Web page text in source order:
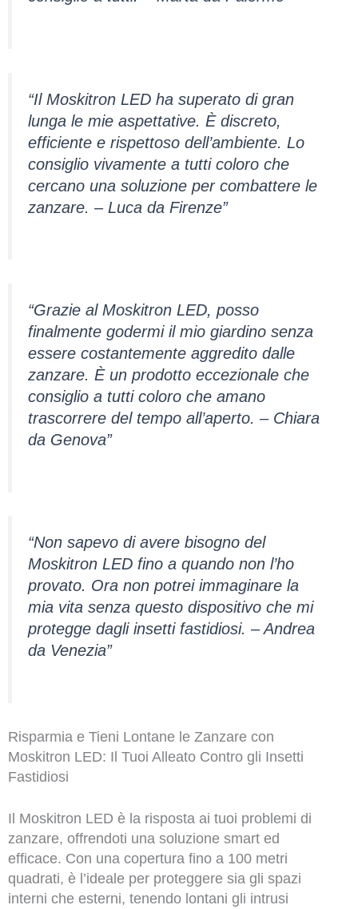
“Il Moskitron LED ha superato di gran
lunga le mie aspettative. È discreto,
efficiente e rispettoso dell’ambiente. Lo
consiglio vivamente a tutti coloro che
cercano una soluzione per combattere le
zanzare. – Luca da Firenze”
“Grazie al Moskitron LED, posso
finalmente godermi il mio giardino senza
essere costantemente aggredito dalle
zanzare. È un prodotto eccezionale che
consiglio a tutti coloro che amano
trascorrere del tempo all’aperto. – Chiara
da Genova”
“Non sapevo di avere bisogno del
Moskitron LED fino a quando non l’ho
provato. Ora non potrei immaginare la
mia vita senza questo dispositivo che mi
protegge dagli insetti fastidiosi. – Andrea
da Venezia”
Risparmia e Tieni Lontane le Zanzare con
Moskitron LED: Il Tuoi Alleato Contro gli Insetti
Fastidiosi
Il Moskitron LED è la risposta ai tuoi problemi di
zanzare, offrendoti una soluzione smart ed
efficace. Con una copertura fino a 100 metri
quadrati, è l’ideale per proteggere sia gli spazi
interni che esterni, tenendo lontani gli intrusi